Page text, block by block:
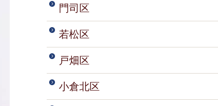
門司区
若松区
戸畑区
小倉北区